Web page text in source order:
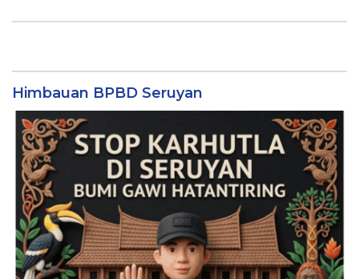
Himbauan BPBD Seruyan